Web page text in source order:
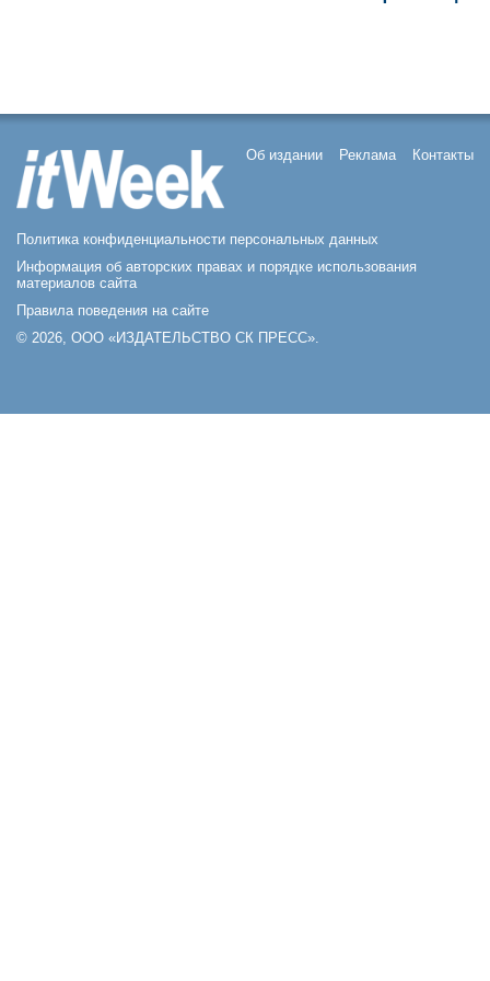
Об издании Реклама Контакты
Политика конфиденциальности персональных данных
Информация об авторских правах и порядке использования
материалов сайта
Правила поведения на сайте
© 2026, ООО «ИЗДАТЕЛЬСТВО СК ПРЕСС».